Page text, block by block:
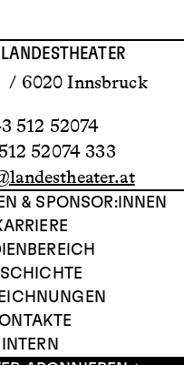
/ 6020 Innsbruck
512 52074
52074 333
& SPONSOR:INNEN
INTERN